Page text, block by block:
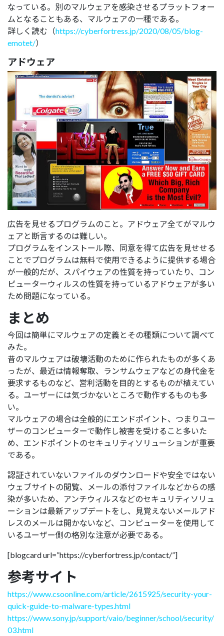
なっている。別のマルウェアを感染させるプラットフォー
ムとなることもある、マルウェアの一種である。
詳しく読む（https://cyberfortress.jp/2020/08/05/blog-
emotet/）
アドウェア
広告を見せるプログラムのこと。アドウェア全てがマルウ
ェアと断言するのは難しい。
プログラムをインストール際、同意を得て広告を見せせる
ことでプログラムは無料で使用できるように提供する場合
が一般的だが、スパイウェアの性質を持っていたり、コン
ピューターウィルスの性質を持っているアドウェアが多い
ため問題になっている。
まとめ
今回は簡単にマルウェアの定義とその種類について調べて
みた。
昔のマルウェアは破壊活動のために作られたものが多くあ
ったが、最近は情報奪取、ランサムウェアなどの身代金を
要求するものなど、営利活動を目的とするものが植えてい
る。ユーザーには気づかないところで動作するものも多
い。
マルウェアの場合は全般的にエンドポイント、つまりユー
ザーのコンピューターで動作し被害を受けること多いた
め、エンドポイントのセキュリティソリューションが重要
である。
認証されていないファイルのダウンロードや安全ではない
ウェブサイトの閲覧、メールの添付ファイルなどからの感
染が多いため、アンチウィルスなどのセキュリティソリュ
ーションは最新アップデートをし、見覚えないメールアド
レスのメールは開かないなど、コンピューターを使用して
いるユーザー側の格別な注意が必要である。
[blogcard url=”https://cyberfortress.jp/contact/”]
参考サイト
https://www.csoonline.com/article/2615925/security-your-
quick-guide-to-malware-types.html
https://www.sony.jp/support/vaio/beginner/school/security/
03.html